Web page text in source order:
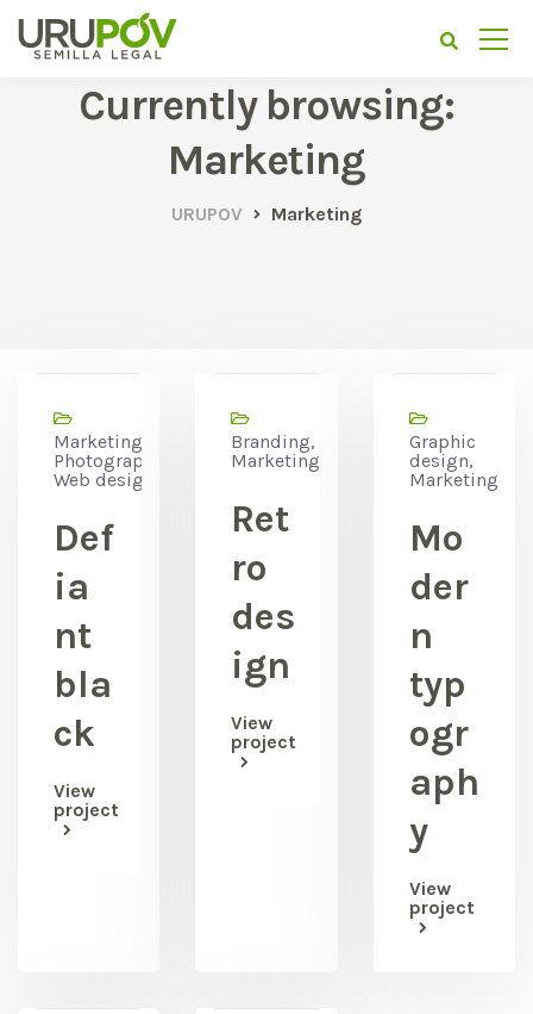
Currently browsing:
Marketing
URUPOV Marketing
Marketing,
Photography,
Web design
Def
ia
nt
bla
ck
View
project
Branding,
Marketing
Ret
ro
des
ign
View
project
Graphic
design,
Marketing
Mo
der
n
typ
ogr
aph
y
View
project